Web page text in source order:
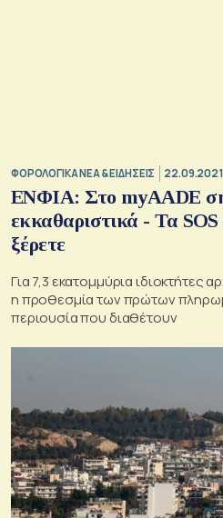
ΦΟΡΟΛΟΓΙΚΑ ΝΕΑ & EΙΔΗΣΕΙΣ
ΕΝΦΙΑ: Στο myAADE
εκκαθαριστικά - Τα SOS
ξέρετε
Για 7,3 εκατομμύρια ιδιοκτήτες
η προθεσμία των πρώτων
περιουσία που διαθέτουν